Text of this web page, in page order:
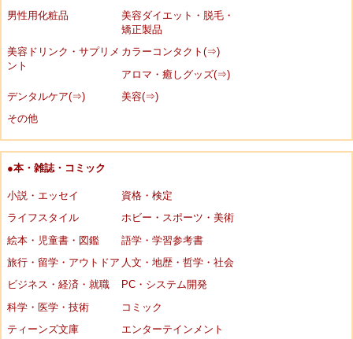
男性用化粧品
美容ダイエット・脱毛・
矯正製品
美容ドリンク・サプリメ
ント
カラーコンタクト(⇒)
アロマ・癒しグッズ(⇒)
デンタルケア(⇒)
美容(⇒)
その他
●本・雑誌・コミック
小説・エッセイ
資格・検定
ライフスタイル
ホビー・スポーツ・美術
絵本・児童書・図鑑
語学・学習参考書
旅行・留学・アウトドア 人文・地歴・哲学・社会
ビジネス・経済・就職
PC・システム開発
科学・医学・技術
コミック
ティーンズ文庫
エンターテインメント